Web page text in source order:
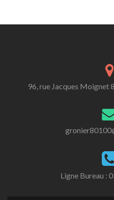
96, rue Jacques
Ligne Bureau :